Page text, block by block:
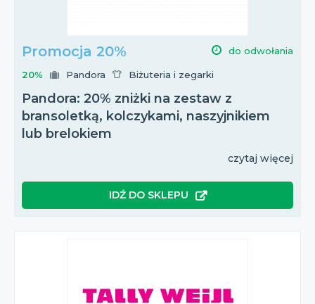
Promocja 20% do odwołania
20% Pandora Biżuteria i zegarki
Pandora: 20% zniżki na zestaw z
bransoletką, kolczykami, naszyjnikiem
lub brelokiem
czytaj więcej
IDŹ DO SKLEPU